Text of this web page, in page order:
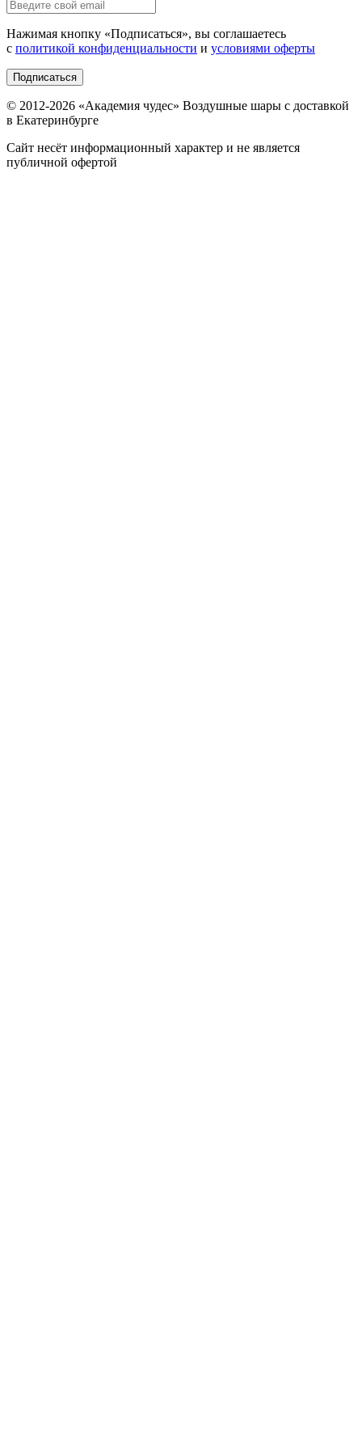
Нажимая кнопку «Подписаться», вы соглашаетесь
с политикой конфиденциальности и условиями оферты
Подписаться
© 2012-2026 «Академия чудес» Воздушные шары с доставкой
в Екатеринбурге
Сайт несёт информационный характер и не является
публичной офертой